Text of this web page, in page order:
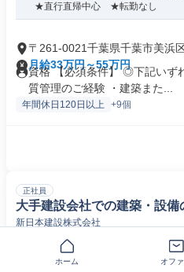
★直行直帰中心 ★転勤なし
〒261-0021千葉県千葉市美浜
月給33万円～55万円
資格 【必須条件】 ◎下記いず
質管理のご経験 ・建築また...
年間休日120日以上 +9個
正社員
大手建設会社での建築・設備
新日本建設株式会社
◎施工管理・設計・品質管理経験
程・予算管理なし！建築/設備の品...
ホーム オフ